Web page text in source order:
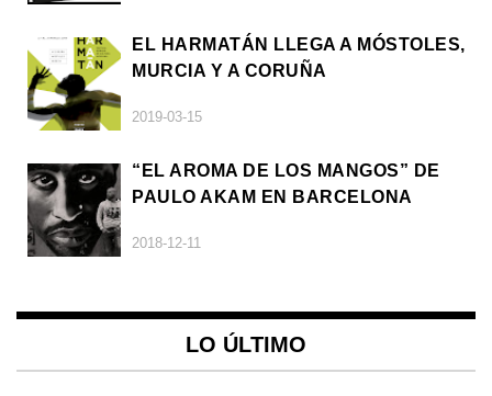
EL HARMATÁN LLEGA A MÓSTOLES,
MURCIA Y A CORUÑA
2019-03-15
“EL AROMA DE LOS MANGOS” DE
PAULO AKAM EN BARCELONA
2018-12-11
LO ÚLTIMO